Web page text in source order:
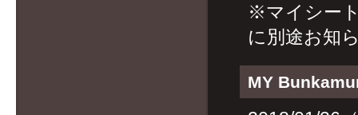
※マイシー
に別途お知
MY